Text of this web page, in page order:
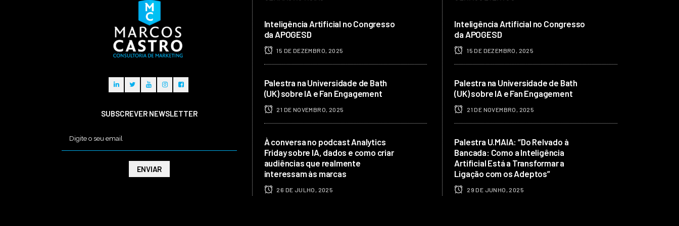
SUBSCREVER NEWSLETTER
Inteligência Artificial no Congresso
da APOGESD
15 DE DEZEMBRO, 2025
Palestra na Universidade de Bath
(UK) sobre IA e Fan Engagement
21 DE NOVEMBRO, 2025
À conversa no podcast Analytics
Friday sobre IA, dados e como criar
audiências que realmente
interessam às marcas
26 DE JULHO, 2025
Inteligência Artificial no Congresso
da APOGESD
15 DE DEZEMBRO, 2025
Palestra na Universidade de Bath
(UK) sobre IA e Fan Engagement
21 DE NOVEMBRO, 2025
Palestra U.MAIA: “Do Relvado à
Bancada: Como a Inteligência
Artificial Está a Transformar a
Ligação com os Adeptos”
29 DE JUNHO, 2025